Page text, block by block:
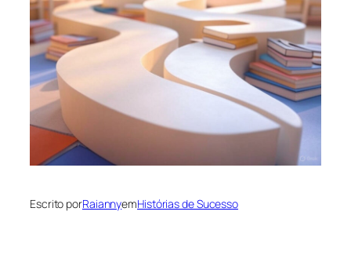
Escrito porRaiannyemHistórias de Sucesso